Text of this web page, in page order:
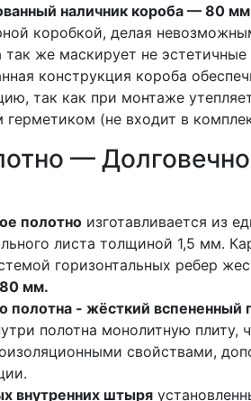
наличник короба — 80 мм
коробкой, делая
же маскирует не эстетичные
конструкция короба
так как при монтаже
герметиком (не входит в
—
полотно изготавливается из
листа толщиной 1,5 мм.
горизонтальных ребер
мм.
полотна - жёсткий вспененный
полотна монолитную плиту,
свойствами,
внутренних штыря